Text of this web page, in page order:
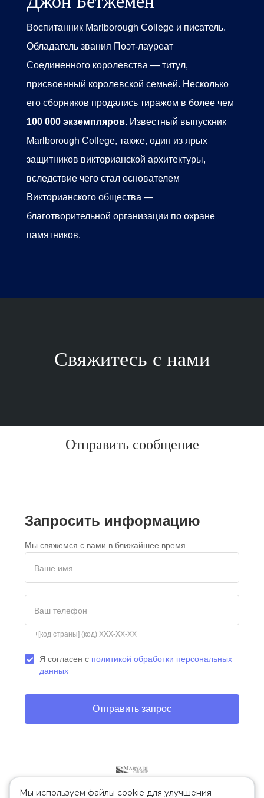
Воспитанник Marlborough Collegeи писатель.
Обладатель звания Поэт-лауреат
Соединенного королевства — титул,
присвоенный королевской семьей. Несколько
его сборников продались тиражом в более чем
100 000 экземпляров. Известный выпускник
Marlborough College, также, один из ярых
защитников викторианской архитектуры,
вследствие чего стал основателем
Викторианского общества —
благотворительной организации по охране
памятников.
Свяжитесь с нами
Отправить сообщение
Запросить информацию
Мы свяжемся с вами в ближайшее время
Ваше имя
Ваш телефон
+[код страны] (код) XXX-XX-XX
Я согласен с политикой обработки персональных
данных
Отправить запрос
Мы используем файлы cookie для улучшения